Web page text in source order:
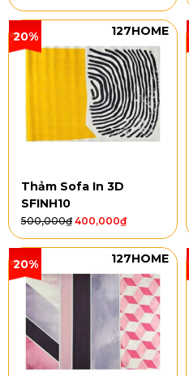
20% 127HOME
Thảm Sofa In 3D
SFINH10
500,000₫ 400,000₫
20% 127HOME